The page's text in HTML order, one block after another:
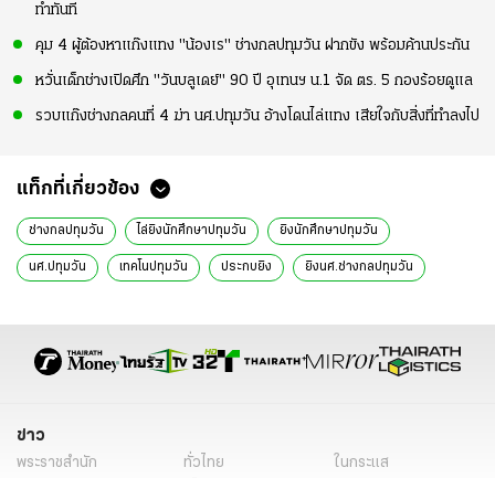
ทำทันที
คุม 4 ผู้ต้องหาแก๊งแทง "น้องเร" ช่างกลปทุมวัน ฝากขัง พร้อมค้านประกัน
หวั่นเด็กช่างเปิดศึก "วันบลูเดย์" 90 ปี อุเทนฯ น.1 จัด ตร. 5 กองร้อยดูแล
รวบแก๊งช่างกลคนที่ 4 ฆ่า นศ.ปทุมวัน อ้างโดนไล่แทง เสียใจกับสิ่งที่ทำลงไป
แท็กที่เกี่ยวข้อง
ช่างกลปทุมวัน ไล่ยิงนักศึกษาปทุมวัน ยิงนักศึกษาปทุมวัน
นศ.ปทุมวัน เทคโนปทุมวัน ประกบยิง ยิงนศ.ช่างกลปทุมวัน
ข่าว
พระราชสำนัก ทั่วไทย
ในกระแส